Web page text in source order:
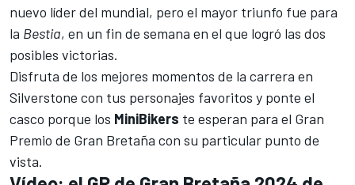
nuevo líder del mundial, pero el mayor triunfo fue para
la Bestia, en un fin de semana en el que logró las dos
posibles victorias.
Disfruta de los mejores momentos de la carrera en
Silverstone con tus personajes favoritos y ponte el
casco porque los MiniBikers te esperan para el Gran
Premio de Gran Bretaña con su particular punto de
vista.